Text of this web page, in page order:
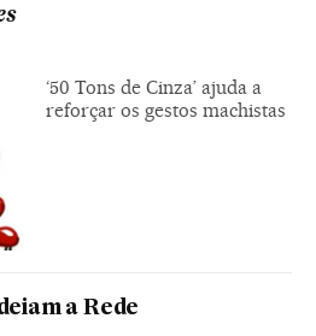
‘50 Tons de Cinza’ ajuda a
reforçar os gestos machistas
a Rede